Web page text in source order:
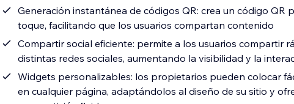
Generación instantánea de códigos QR: crea un código QR
toque, facilitando que los usuarios compartan contenido
Compartir social eficiente: permite a los usuarios compartir
distintas redes sociales, aumentando la visibilidad y la
Widgets personalizables: los propietarios pueden colocar
en cualquier página, adaptándolos al diseño de su sitio y